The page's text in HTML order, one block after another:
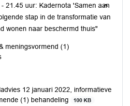
21.45 uur: Kadernota 'Samen aan
stap in de transformatie van
wonen naar beschermd thuis"
meningsvormend (1)
12 januari 2022, informatieve
(1) behandeling
100 KB